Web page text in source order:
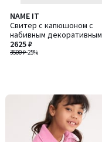
NAME IT
Свитер с капюшоном с
набивным декоративным
элементом в виде черепа
3500 ₽-25%
2625 ₽